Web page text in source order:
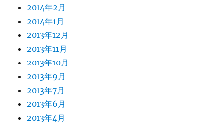
2014年2月
2014年1月
2013年12月
2013年11月
2013年10月
2013年9月
2013年7月
2013年6月
2013年4月